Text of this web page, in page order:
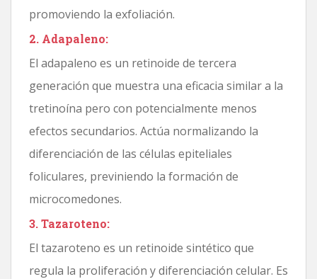
promoviendo la exfoliación.
2. Adapaleno:
El adapaleno es un retinoide de tercera
generación que muestra una eficacia similar a la
tretinoína pero con potencialmente menos
efectos secundarios. Actúa normalizando la
diferenciación de las células epiteliales
foliculares, previniendo la formación de
microcomedones.
3. Tazaroteno:
El tazaroteno es un retinoide sintético que
regula la proliferación y diferenciación celular. Es